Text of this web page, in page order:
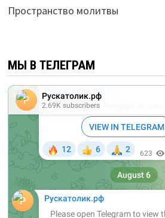
Пространство молитвы
МЫ В ТЕЛЕГРАМ